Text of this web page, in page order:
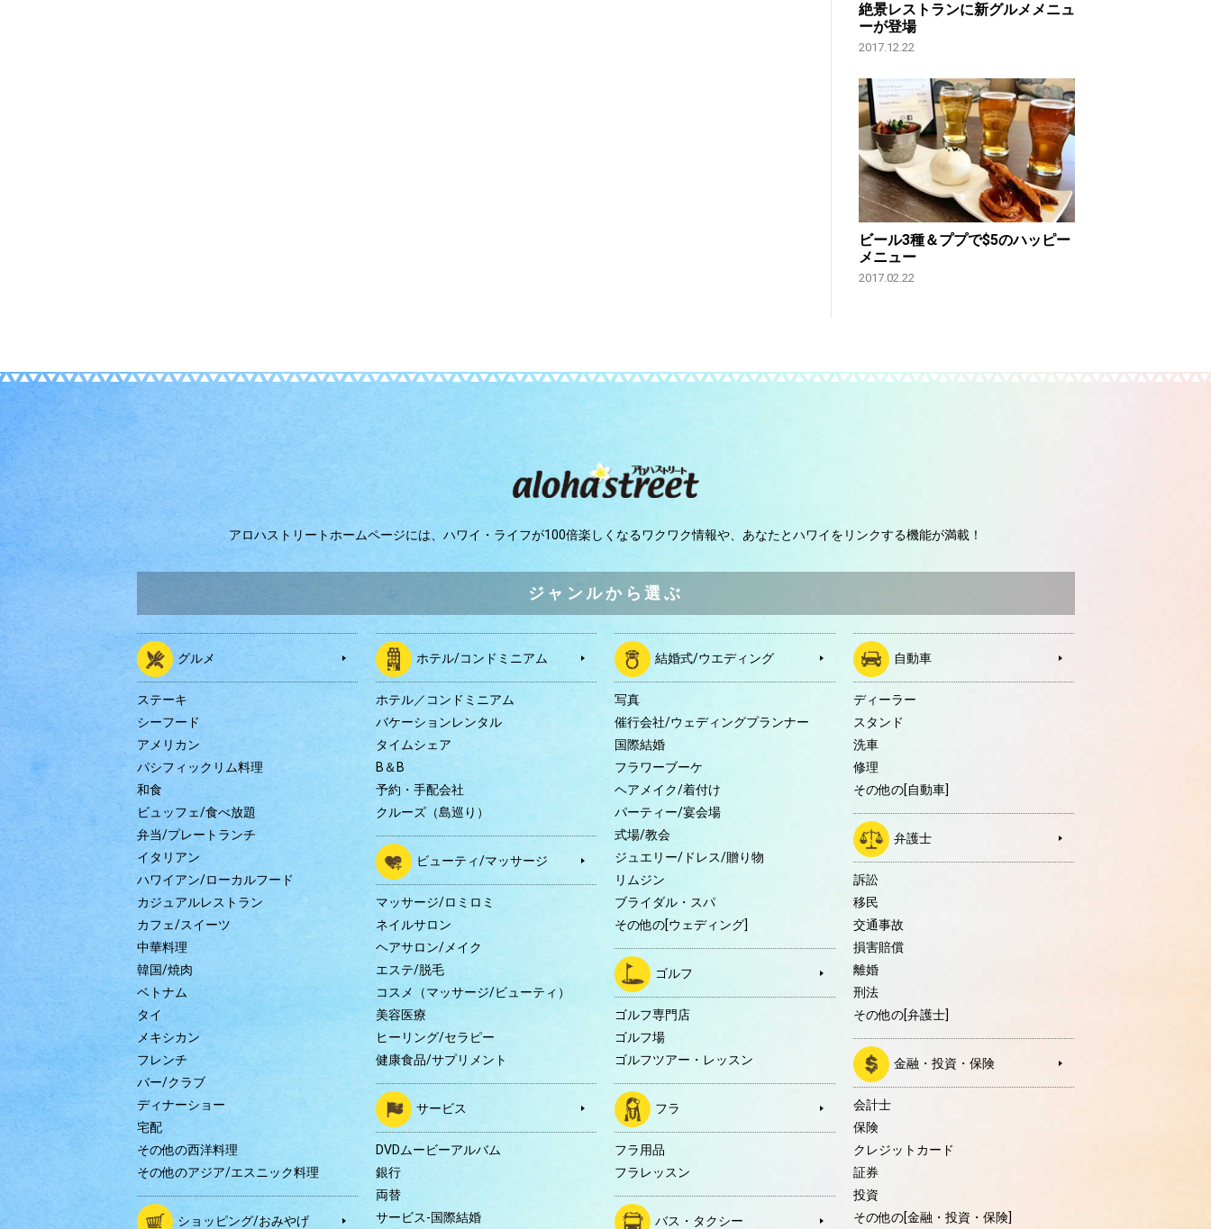
絶景レストランに新グルメメニュ
ーが登場
2017.12.22
ビール3種＆ププで$5のハッピー
メニュー
2017.02.22
アロハストリートホームページには、 ハワイ・ライフが100倍楽しくなるワクワク情報や、 あなたとハワイをリンクする機能が満載！
ジャンルから選ぶ
グルメ
ステーキ
シーフード
アメリカン
パシフィックリム料理
和食
ビュッフェ/食べ放題
弁当/プレートランチ
イタリアン
ハワイアン/ローカルフード
カジュアルレストラン
カフェ/スイーツ
中華料理
韓国/焼肉
ベトナム
タイ
メキシカン
フレンチ
バー/クラブ
ディナーショー
宅配
その他の西洋料理
その他のアジア/エスニック料理
ショッピング/おみやげ
ホテル/コンドミニアム
ホテル／コンドミニアム
バケーションレンタル
タイムシェア
B＆B
予約・手配会社
クルーズ（島巡り）
ビューティ/マッサージ
マッサージ/ロミロミ
ネイルサロン
ヘアサロン/メイク
エステ/脱毛
コスメ（マッサージ/ビューティ）
美容医療
ヒーリング/セラピー
健康食品/サプリメント
サービス
DVDムービーアルバム
銀行
両替
サービス-国際結婚
結婚式/ウエディング
写真
催行会社/ウェディングプランナー
国際結婚
フラワーブーケ
ヘアメイク/着付け
パーティー/宴会場
式場/教会
ジュエリー/ドレス/贈り物
リムジン
ブライダル・スパ
その他の[ウェディング]
ゴルフ
ゴルフ専門店
ゴルフ場
ゴルフツアー・レッスン
フラ
フラ用品
フラレッスン
バス・タクシー
自動車
ディーラー
スタンド
洗車
修理
その他の[自動車]
弁護士
訴訟
移民
交通事故
損害賠償
離婚
刑法
その他の[弁護士]
金融・投資・保険
会計士
保険
クレジットカード
証券
投資
その他の[金融・投資・保険]